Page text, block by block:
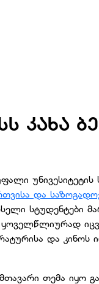
ᲙᲐᲮᲐ
და
სტუდენტები
ყოველწლიურად
და კინოს
თემა იყო